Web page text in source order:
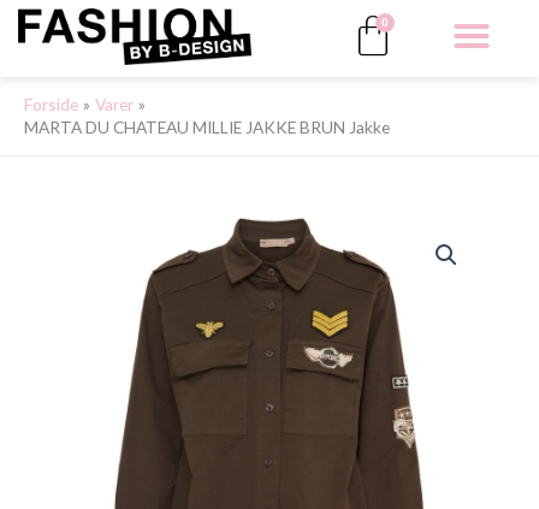
Gå
0
Kurv
Forside
Varer
MARTA DU CHATEAU MILLIE JAKKE BRUN Jakke